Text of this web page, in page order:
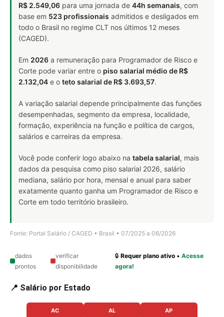
R$ 2.549,06 para uma jornada de 44h semanais, com
base em 523 profissionais admitidos e desligados em
todo o Brasil no regime CLT nos últimos 12 meses
(CAGED).
Em 2026 a remuneração para Programador de Risco e
Corte pode variar entre o piso salarial médio de R$
2.132,04 e o teto salarial de R$ 3.693,57.
A variação salarial depende principalmente das funções
desempenhadas, segmento da empresa, localidade,
formação, experiência na função e política de cargos,
salários e carreiras da empresa.
Você pode conferir logo abaixo na tabela salarial, mais
dados da pesquisa como piso salarial 2026, salário
mediana, salário por hora, mensal e anual para saber
exatamente quanto ganha um Programador de Risco e
Corte em todo território brasileiro.
Fonte: Portal Salário / CAGED • Brasil • 07/2025 a 06/2026
dados
prontos
verificar
disponibilidade
🔒Requer plano ativo •Acesse
agora!
📍 Salário por Estado
AC AL AP